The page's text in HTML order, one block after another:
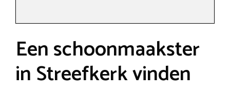
Een schoonmaakster
in Streefkerk vinden